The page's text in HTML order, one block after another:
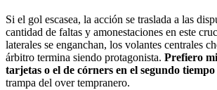
Si el gol escasea, la acción se traslada a las
cantidad de faltas y amonestaciones en este
laterales se enganchan, los volantes centrales
árbitro termina siendo protagonista. Prefiero
tarjetas o el de córners en el segundo tiempo
trampa del over tempranero.